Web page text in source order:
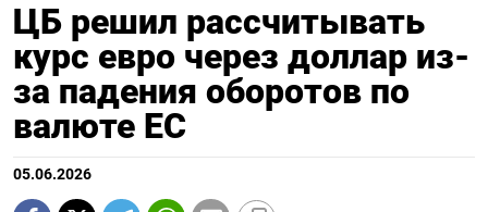
ЦБ решил рассчитывать
курс евро через доллар из-
за падения оборотов по
валюте ЕС
05.06.2026